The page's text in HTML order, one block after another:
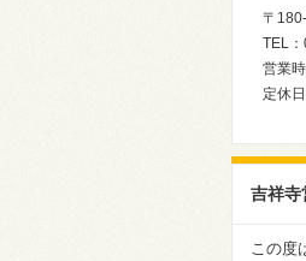
〒
TEL
営業
定休
吉祥
この度